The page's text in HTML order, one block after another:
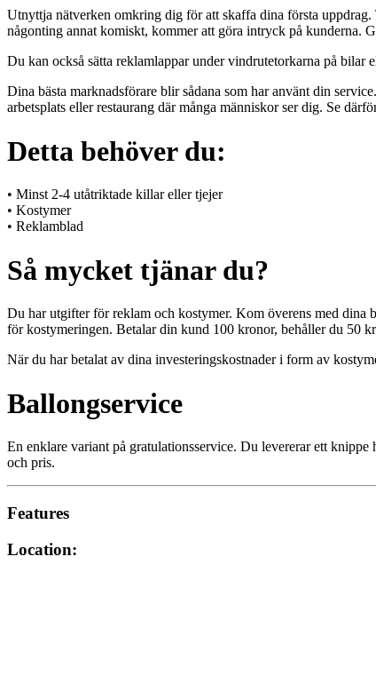
Utnyttja nätverken omkring dig för att skaffa dina första
någonting annat komiskt, kommer att göra intryck på kunderna.
Du kan också sätta reklamlappar under vindrutetorkarna på
Dina bästa marknadsförare blir sådana som har använt din
arbetsplats eller restaurang där många människor ser dig. Se
Detta behöver du:
• Minst 2-4 utåtriktade killar eller tjejer
• Kostymer
• Reklamblad
Så mycket tjänar du?
Du har utgifter för reklam och kostymer. Kom överens med dina
för kostymeringen. Betalar din kund 100 kronor, behåller du 50
När du har betalat av dina investeringskostnader i form av
Ballongservice
En enklare variant på gratulationsservice. Du levererar ett
och pris.
Features
Location: